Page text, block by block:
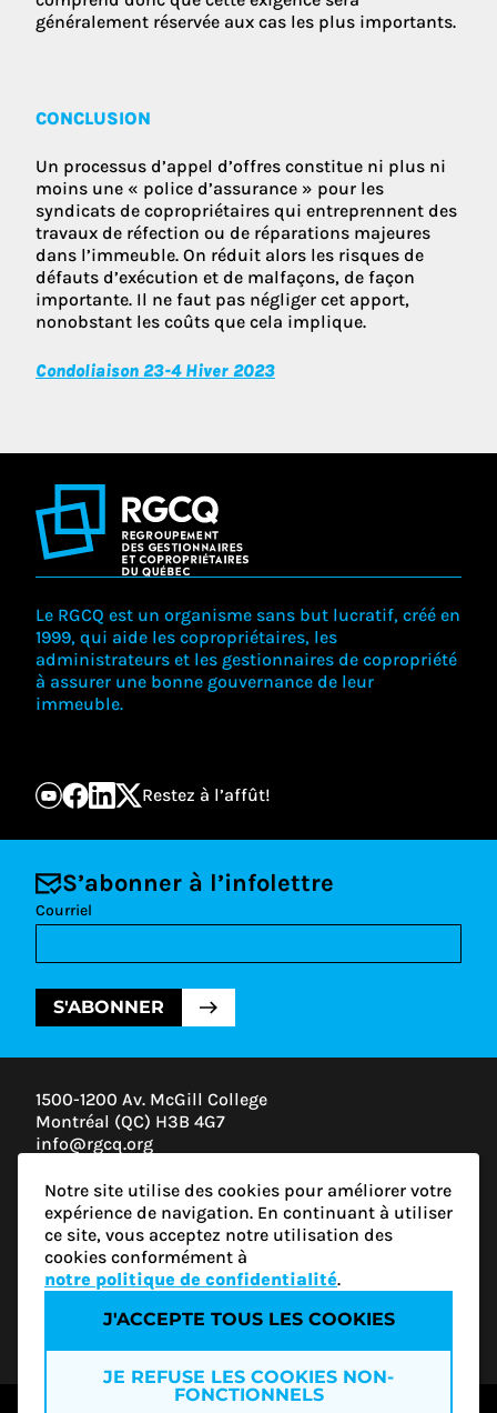
généralement réservée aux cas les plus importants.
CONCLUSION
Un processus d’appel d’offres constitue ni plus ni
moins une « police d’assurance » pour les
syndicats de copropriétaires qui entreprennent des
travaux de réfection ou de réparations majeures
dans l’immeuble. On réduit alors les risques de
défauts d’exécution et de malfaçons, de façon
importante. Il ne faut pas négliger cet apport,
nonobstant les coûts que cela implique.
Condoliaison 23-4 Hiver 2023
Notre site utilise des cookies pour améliorer votre
expérience de navigation. En continuant à utiliser
ce site, vous acceptez notre utilisation des
cookies conformément à
notre politique de confidentialité.
J'ACCEPTE TOUS LES COOKIES
JE REFUSE LES COOKIES NON-
FONCTIONNELS
Le RGCQ est un organisme sans but lucratif, créé en
1999, qui aide les copropriétaires, les
administrateurs et les gestionnaires de copropriété
à assurer une bonne gouvernance de leur
immeuble.
Restez à l’affût!
S’abonner à l’infolettre
Courriel
S'ABONNER
1500-1200 Av. McGill College
Montréal (QC) H3B 4G7
info@rgcq.org
MONTRÉAL
QUÉBEC
OUTAOUAIS
ESTRIE